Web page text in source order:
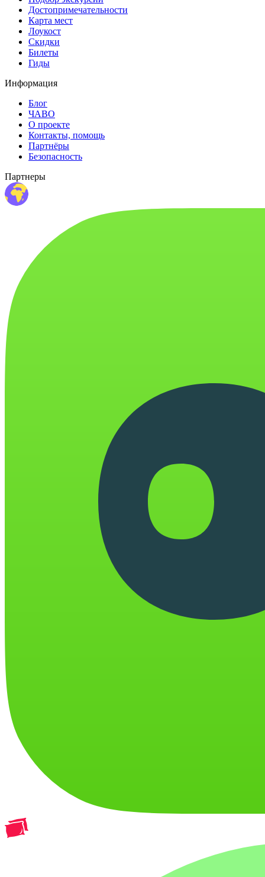
Достопримечательности
Карта мест
Лоукост
Скидки
Билеты
Гиды
Информация
Блог
ЧАВО
О проекте
Контакты, помощь
Партнёры
Безопасность
Партнеры